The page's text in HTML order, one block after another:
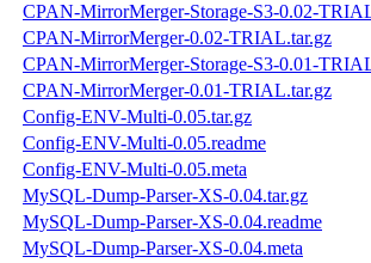
CPAN-MirrorMerger-Storage-S3-0.02-
CPAN-MirrorMerger-0.02-TRIAL.tar.gz
CPAN-MirrorMerger-Storage-S3-0.01-
CPAN-MirrorMerger-0.01-TRIAL.tar.gz
Config-ENV-Multi-0.05.tar.gz
Config-ENV-Multi-0.05.readme
Config-ENV-Multi-0.05.meta
MySQL-Dump-Parser-XS-0.04.tar.gz
MySQL-Dump-Parser-XS-0.04.readme
MySQL-Dump-Parser-XS-0.04.meta